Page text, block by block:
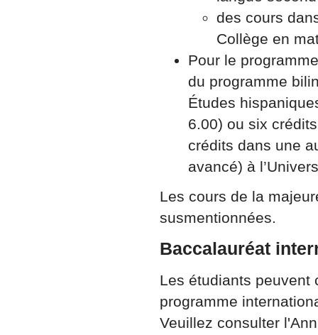
des cours
Collège en
Pour le
du programme
Études
6.00) ou six
crédits dans une
avancé) à
Les cours de la
susmentionnées.
Baccalauréat
Les étudiants peuvent
programme
Veuillez consulter